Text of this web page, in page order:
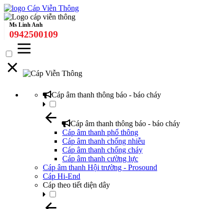
Ms Linh Anh
0942500109
Cáp âm thanh thông báo - báo cháy
Cáp âm thanh thông báo - báo cháy
Cáp âm thanh phổ thông
Cáp âm thanh chống nhiễu
Cáp âm thanh chống cháy
Cáp âm thanh cường lực
Cáp âm thanh Hội trường - Prosound
Cáp Hi-End
Cáp theo tiết diện dây